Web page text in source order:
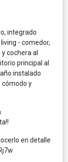
integrado
- comedor,
cochera al
principal al
instalado
cómodo y
en detalle